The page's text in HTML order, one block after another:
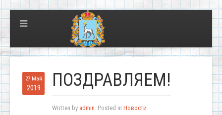
27 Май
2019 ПОЗДРАВЛЯЕМ!
Written by admin. Posted in Новости